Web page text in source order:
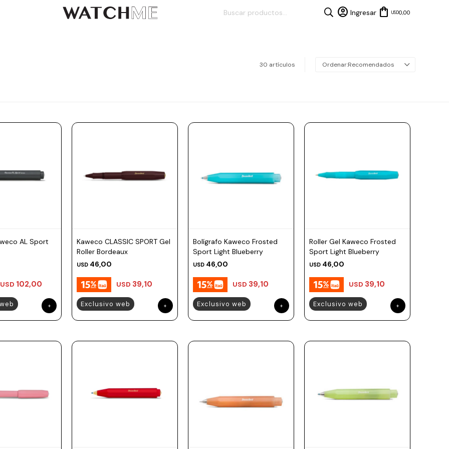
USD0,00
30 artículos Recomendados
AL Sport
USD 102,00
Kaweco CLASSIC SPORT Gel
Roller Bordeaux
USD 46,00
USD 39,10
Exclusivo web
Bolígrafo Kaweco Frosted
Sport Light Blueberry
USD 46,00
USD 39,10
Exclusivo web
Roller Gel Kaweco Frosted
Sport Light Blueberry
USD 46,00
USD 39,10
Exclusivo web